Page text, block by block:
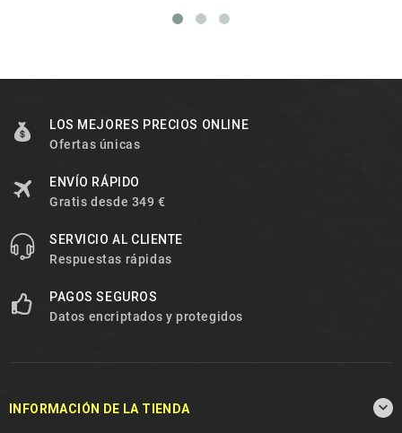
LOS MEJORES PRECIOS ONLINE
Ofertas únicas
ENVÍO RÁPIDO
Gratis desde 349 €
SERVICIO AL CLIENTE
Respuestas rápidas
PAGOS SEGUROS
Datos encriptados y protegidos
INFORMACIÓN DE LA TIENDA 